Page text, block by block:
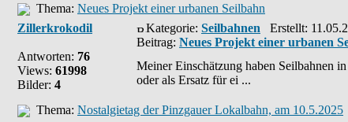
Thema: Neues Projekt einer urbanen Seilbahn
Zillerkrokodil
Antworten: 76
Views: 61998
Bilder: 4
Kategorie: Seilbahnen Erstellt:
Beitrag: Neues Projekt einer urbanen
Meiner Einschätzung haben Seilbahnen
oder als Ersatz für ei ...
Thema: Nostalgietag der Pinzgauer Lokalbahn, am 10.5.2025